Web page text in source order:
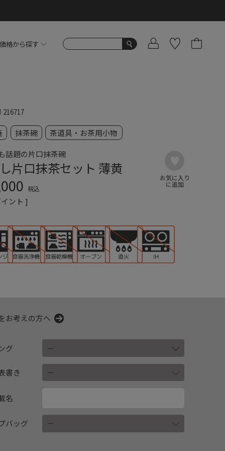
価格から探す
216717
抹茶碗 茶道具・お茶用小物
話題の片口抹茶碗
片口抹茶セット 薄黄
税込
ント ]
お考えの方へ
グ
書き
名
バッグ